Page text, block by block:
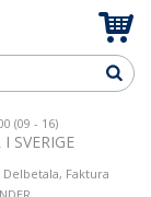
(09 - 16)
SVERIGE
Faktura